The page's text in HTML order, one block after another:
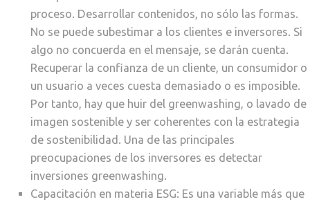
proceso. Desarrollar contenidos, no sólo las formas.
No se puede subestimar a los clientes e inversores. Si
algo no concuerda en el mensaje, se darán cuenta.
Recuperar la confianza de un cliente, un consumidor o
un usuario a veces cuesta demasiado o es imposible.
Por tanto, hay que huir del greenwashing, o lavado de
imagen sostenible y ser coherentes con la estrategia
de sostenibilidad. Una de las principales
preocupaciones de los inversores es detectar
inversiones greenwashing.
Capacitación en materia ESG: Es una variable más que